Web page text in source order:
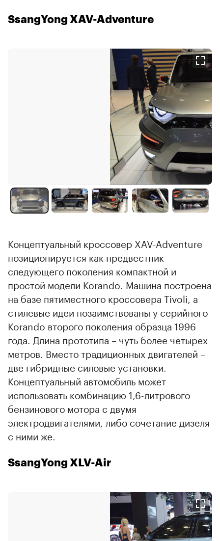
SsangYong XAV-Adventure
Концептуальный кроссовер XAV-Adventure
позиционируется как предвестник
следующего поколения компактной и
простой модели Korando. Машина построена
на базе пятиместного кроссовера Tivoli, а
стилевые идеи позаимствованы у серийного
Korando второго поколения образца 1996
года. Длина прототипа – чуть более четырех
метров. Вместо традиционных двигателей –
две гибридные силовые установки.
Концептуальный автомобиль может
использовать комбинацию 1,6-литрового
бензинового мотора с двумя
электродвигателями, либо сочетание дизеля
с ними же.
SsangYong XLV-Air